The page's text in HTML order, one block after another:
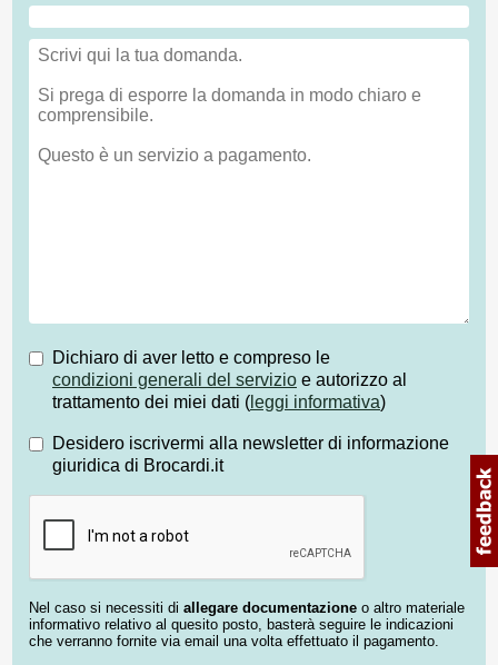
Dichiaro di aver letto e compreso le
condizioni generali del servizio e autorizzo al
trattamento dei miei dati ( leggi informativa)
Desidero iscrivermi alla newsletter di informazione
giuridica di Brocardi.it
Nel caso si necessiti di allegare documentazione o altro materiale
informativo relativo al quesito posto, basterà seguire le indicazioni
che verranno fornite via email una volta effettuato il pagamento.